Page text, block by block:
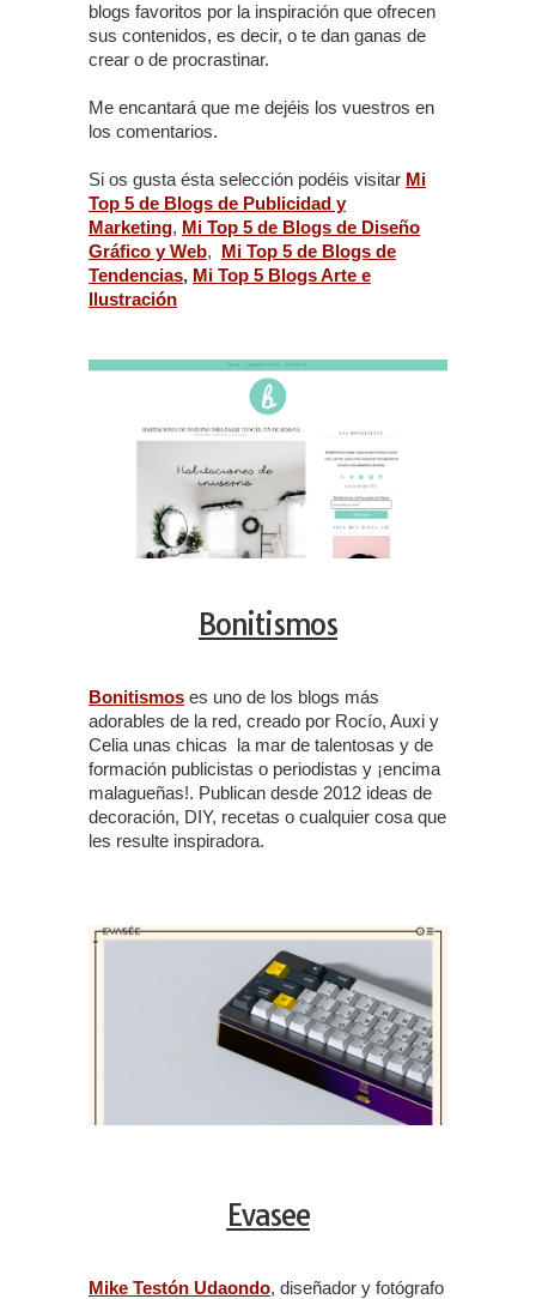
blogs favoritos por la inspiración que ofrecen
sus contenidos, es decir, o te dan ganas de
crear o de procrastinar.
Me encantará que me dejéis los vuestros en
los comentarios.
Si os gusta ésta selección podéis visitar Mi
Top 5 de Blogs de Publicidad y
Marketing, Mi Top 5 de Blogs de Diseño
Gráfico y Web, Mi Top 5 de Blogs de
Tendencias, Mi Top 5 Blogs Arte e
Ilustración
Bonitismos
Bonitismos es uno de los blogs más
adorables de la red, creado por Rocío, Auxi y
Celia unas chicas la mar de talentosas y de
formación publicistas o periodistas y ¡encima
malagueñas!. Publican desde 2012 ideas de
decoración, DIY, recetas o cualquier cosa que
les resulte inspiradora.
Evasee
Mike Testón Udaondo, diseñador y fotógrafo